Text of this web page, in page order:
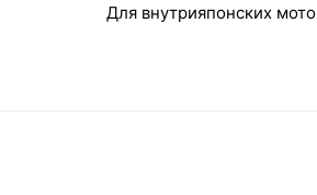
Для внутрияпонских мото